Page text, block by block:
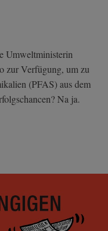
Umweltministerin
zur Verfügung, um zu
(PFAS) aus dem
Na ja.